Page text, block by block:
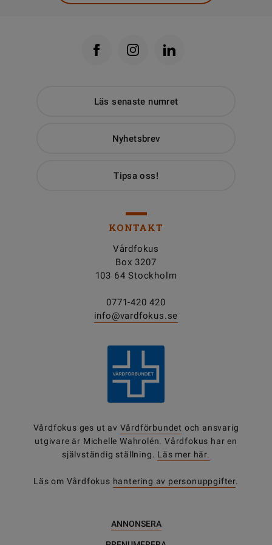
Läs senaste numret
Nyhetsbrev
Tipsa oss!
KONTAKT
Vårdfokus
Box 3207
103 64 Stockholm
0771-420 420
info@vardfokus.se
Vårdfokus ges ut av Vårdförbundet och ansvarig
utgivare är Michelle Wahrolén. Vårdfokus har en
självständig ställning. Läs mer här.
Läs om Vårdfokus hantering av personuppgifter.
ANNONSERA